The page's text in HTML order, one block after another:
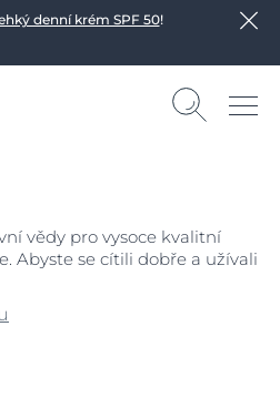
denní krém SPF 50!
vědy pro vysoce kvalitní
Abyste se cítili dobře a užívali